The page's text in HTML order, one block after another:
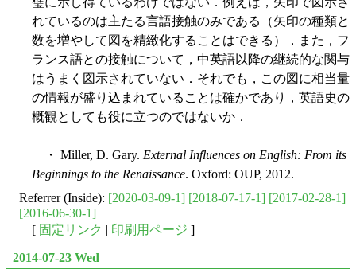
れているのは主たる言語接触のみである（矢印の種類と
数を増やして図を精緻化することはできる）．また，フ
ランス語との接触について，中英語以降の継続的な関与
はうまく図示されていない．それでも，この図に相当量
の情報が盛り込まれていることは確かであり，英語史の
概観としても役に立つのではないか．
・ Miller, D. Gary. External Influences on English: From its
Beginnings to the Renaissance. Oxford: OUP, 2012.
Referrer (Inside): [2020-03-09-1] [2018-07-17-1] [2017-02-28-1]
[2016-06-30-1]
[ 固定リンク | 印刷用ページ ]
2014-07-23 Wed